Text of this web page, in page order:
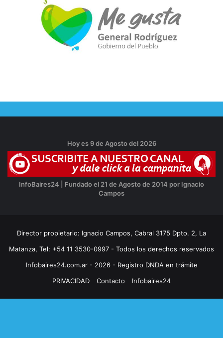
Hoy es 9 de Agosto del 2026
InfoBaires24 | Fundado el 21 de Agosto de 2014 por Ignacio
Campos
Director propietario: Ignacio Campos, Cabral 3175 Dpto. 2, La
Matanza, Tel: +54 11 3530-0997 - Todos los derechos reservados
Infobaires24.com.ar - 2026 - Registro DNDA en trámite
PRIVACIDAD
Contacto Infobaires24